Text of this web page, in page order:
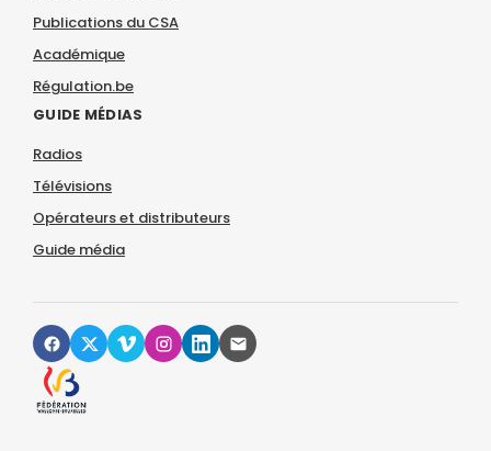
Publications du CSA
Académique
Régulation.be
GUIDE MÉDIAS
Radios
Télévisions
Opérateurs et distributeurs
Guide média